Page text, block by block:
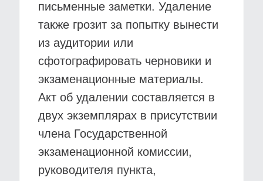
письменные заметки. Удаление
также грозит за попытку вынести
из аудитории или
сфотографировать черновики и
экзаменационные материалы.
Акт об удалении составляется в
двух экземплярах в присутствии
члена Государственной
экзаменационной комиссии,
руководителя пункта,